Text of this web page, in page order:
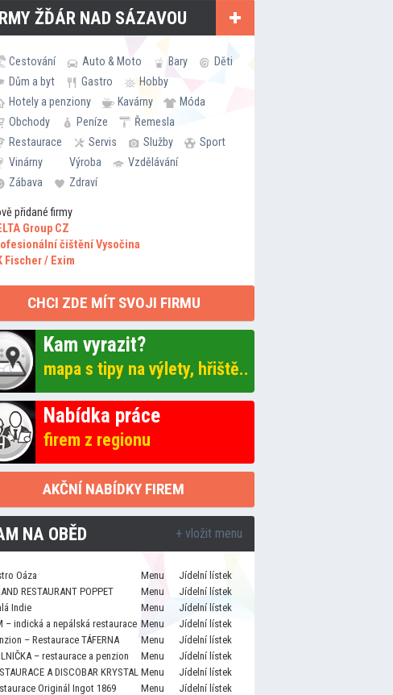
ŽĎÁR NAD SÁZAVOU
Cestování Auto & Moto Bary
Děti
Dům a byt
Gastro
Hobby
Hotely a penziony
Kavárny
Móda
Obchody
Peníze
Řemesla
Restaurace
Servis Služby
Sport
Vinárny
Výroba
Vzdělávání
Zábava
Zdraví
přidané firmy
Group CZ
čištění Vysočina
Fischer / Exim
CHCI ZDE MÍT SVOJI FIRMU
Kam vyrazit?
mapa s tipy na výlety, hřiště..
Nabídka práce
firem z regionu
AKČNÍ NABÍDKY FIREM
NA OBĚD + vložit menu
Oáza Menu
Jídelní lístek
RESTAURANT POPPET
Menu
Jídelní lístek
Indie
Menu
Jídelní lístek
– indická a nepálská restaurace Menu
Jídelní lístek
– Restaurace TÁFERNA
Menu
Jídelní lístek
– restaurace a penzion
Menu
Jídelní lístek
A DISCOBAR KRYSTAL Menu
Jídelní lístek
Originál Ingot 1869
Menu
Jídelní lístek